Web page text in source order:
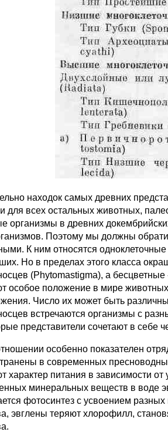
находок самых древних
для всех остальных животных,
организмы в древних
Поэтому мы должны
К ним относятся
Но в пределах этого класса
(Phytomastigma), а
особое положение в мире животных
Число их может быть
встречаются организмы с
представители сочетают в себе
особенно показателен
в современных
характер питания в зависимости
минеральных веществ в воде
фотосинтез с усвоением
эвглены теряют хлорофилл,